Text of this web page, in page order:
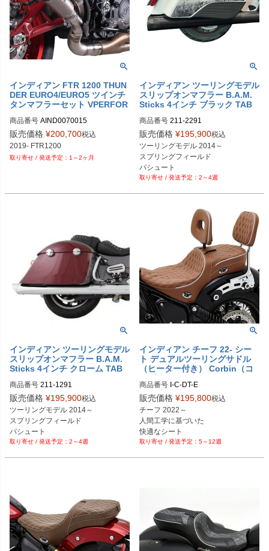
インディアン FTR 1200 THUN
DER EURO4/EURO5 ツインチ
タンマフラーセット VPERFOR
商品番号 AIND0070015
販売価格 ¥200,700税込
2019- FTR1200
1～2ヶ月
インディアン ツーリングモデル
スリップオンマフラー B.A.M.
Sticks 4インチ ブラック TAB
商品番号 211-2291
販売価格 ¥195,900税込
ツーリングモデル 2014～
スプリングフィールド
パシュート
チーフテン
2～4週
インディアン ツーリングモデル
スリップオンマフラー B.A.M.
Sticks 4インチ クローム TAB
商品番号 211-1291
販売価格 ¥195,900税込
ツーリングモデル 2014～
スプリングフィールド
パシュート
チーフテン
2～4週
インディアン チーフ 22- シー
ト デュアルツーリングサドル
（ヒーター付き） Corbin（コ
商品番号
販売価格 ¥195,800税込
チーフ 2022～
人間工学に基づいた
快適なシート
カラー、ステッチ変更可能
5～12週